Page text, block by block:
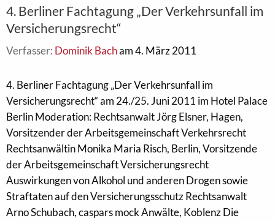
4. Berliner Fachtagung „Der Verkehrsunfall im
Versicherungsrecht“
Verfasser: Dominik Bacham 4. März 2011
4. Berliner Fachtagung „Der Verkehrsunfall im
Versicherungsrecht“ am 24./25. Juni 2011 im Hotel Palace
Berlin Moderation: Rechtsanwalt Jörg Elsner, Hagen,
Vorsitzender der Arbeitsgemeinschaft Verkehrsrecht
Rechtsanwältin Monika Maria Risch, Berlin, Vorsitzende
der Arbeitsgemeinschaft Versicherungsrecht
Auswirkungen von Alkohol und anderen Drogen sowie
Straftaten auf den Versicherungsschutz Rechtsanwalt
Arno Schubach, caspars mock Anwälte, Koblenz Die